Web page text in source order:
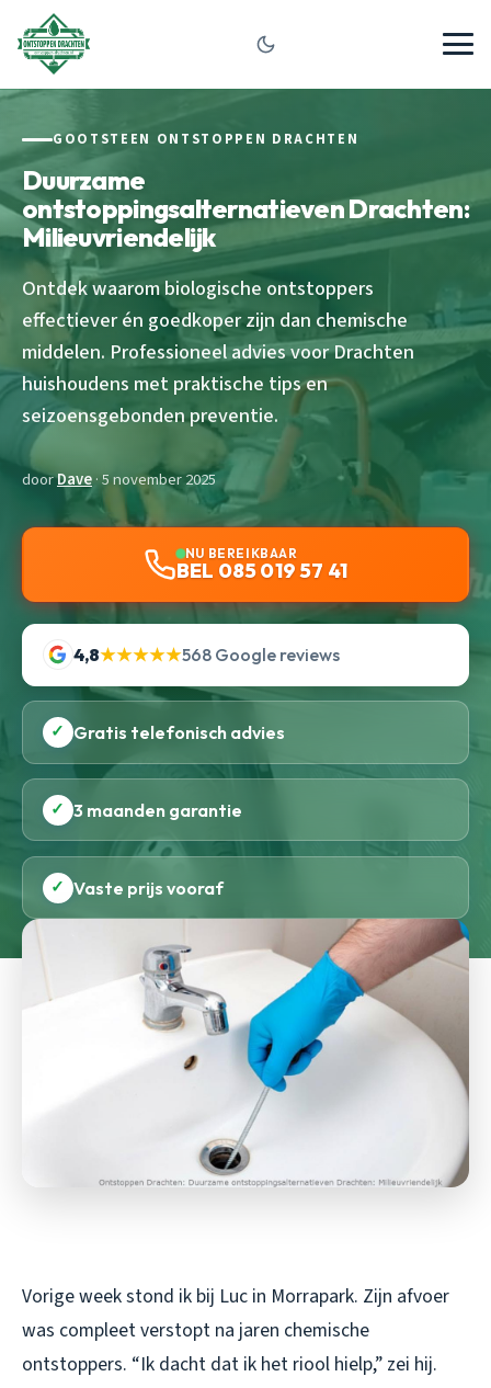
GOOTSTEEN ONTSTOPPEN DRACHTEN
Duurzame
ontstoppingsalternatieven Drachten:
Milieuvriendelijk
Ontdek waarom biologische ontstoppers
effectiever én goedkoper zijn dan chemische
middelen. Professioneel advies voor Drachten
huishoudens met praktische tips en
seizoensgebonden preventie.
doorDave· 5 november 2025
NU BEREIKBAAR
BEL 085 019 57 41
4,8★★★★★568 Google reviews
✓ Gratis telefonisch advies
✓ 3 maanden garantie
✓ Vaste prijs vooraf
Vorige week stond ik bij Luc in Morrapark. Zijn afvoer
was compleet verstopt na jaren chemische
ontstoppers. “Ik dacht dat ik het riool hielp,” zei hij.